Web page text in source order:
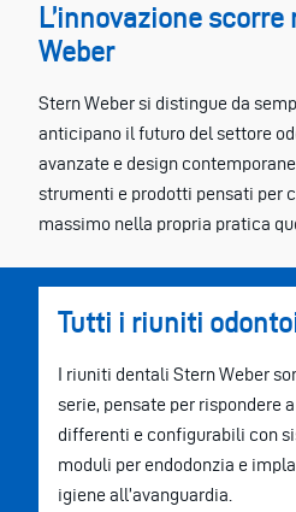
L’innovazione
Weber
Stern Weber si distingue da
anticipano il futuro del settore
avanzate e design
strumenti e prodotti pensati per
massimo nella propria pratica
Tutti i riuniti
I riuniti dentali Stern Weber
serie, pensate per rispondere
differenti e configurabili con
moduli per endodonzia e
igiene all’avanguardia.